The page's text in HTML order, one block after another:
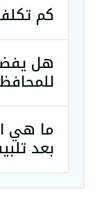
كم
هل
ما هي
بعد